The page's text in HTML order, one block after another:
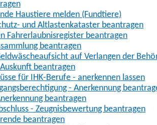
Haustiere melden (Fundtiere)
und Altlastenkataster beantragen
Fahrerlaubnisregister beantragen
beantragen
auf Verlangen der
beantragen
für IHK-Berufe - anerkennen lassen
- Anerkennung
beantragen
- Zeugnisbewertung beantragen
beantragen